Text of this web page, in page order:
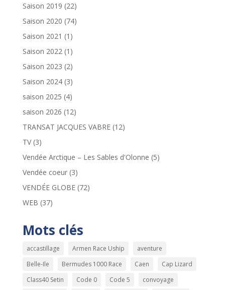
Saison 2019 (22)
Saison 2020 (74)
Saison 2021 (1)
Saison 2022 (1)
Saison 2023 (2)
Saison 2024(3)
saison 2025 (4)
saison 2026 (12)
TRANSAT JACQUES VABRE(12)
TV(3)
Vendée Arctique – Les Sables d'Olonne (5)
Vendée coeur(3)
VENDÉE GLOBE(72)
WEB (37)
Mots clés
accastillage Armen Race Uship
aventure
Belle-Ile
Bermudes 1000 Race Caen
Cap Lizard
Class40 Setin
Code 0 Code 5
convoyage